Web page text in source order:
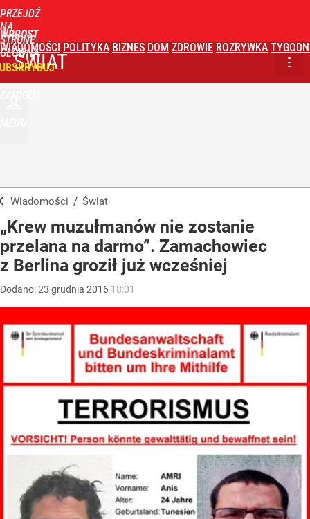
PRZEJDŹ
NA
STRONĘ
GŁÓWNĄ
WPROST
WIADOMOŚCI POLITYKA BIZNES DOM ZDROWIE ROZRYWKA
ŚWIAT
Wiadomości / Świat
„Krew muzułmanów nie zostanie
przelana na darmo”. Zamachowiec
z Berlina groził już wcześniej
Dodano:23 grudnia 2016 18:01